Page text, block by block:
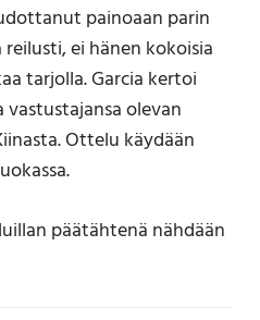
painoaan parin
ei hänen kokoisia
tarjolla. Garcia kertoi
vastustajansa olevan
Ottelu käydään
päätähtenä nähdään